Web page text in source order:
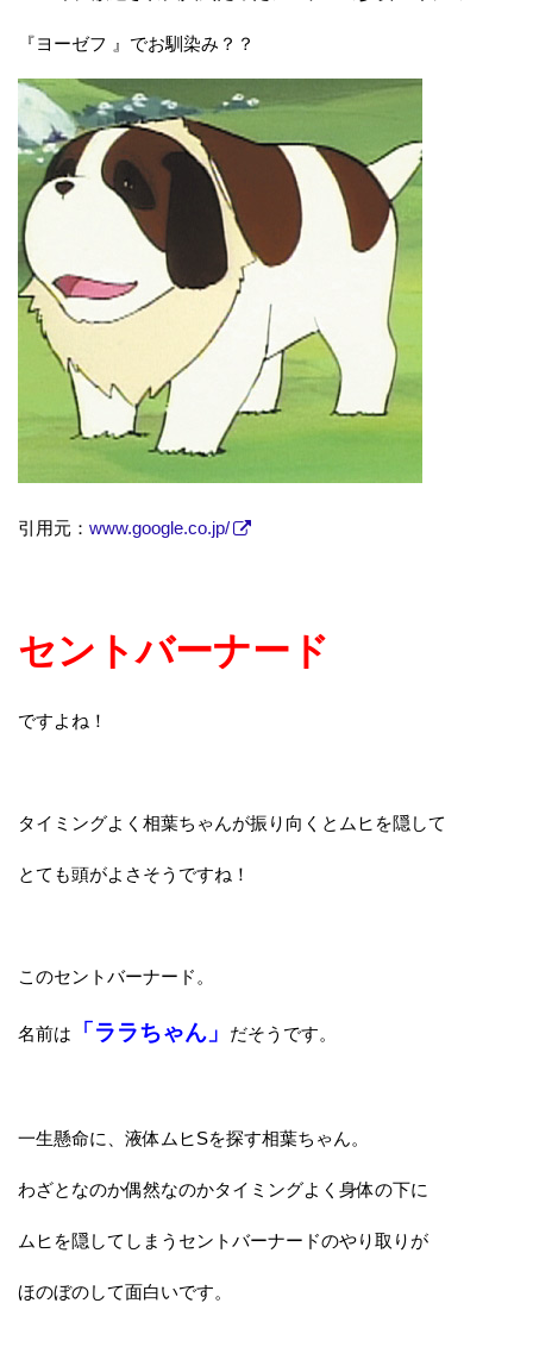
『ヨーゼフ 』でお馴染み？？
引用元： www.google.co.jp/
セントバーナード
ですよね！
タイミングよく相葉ちゃんが振り向くとムヒを隠して
とても頭がよさそうですね！
このセントバーナード。
名前は 「ララちゃん」 だそうです。
一生懸命に、液体ムヒSを探す相葉ちゃん。
わざとなのか偶然なのかタイミングよく身体の下に
ムヒを隠してしまうセントバーナードのやり取りが
ほのぼのして面白いです。